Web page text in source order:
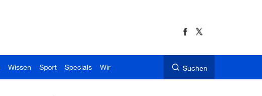
Wissen Sport Specials Wir Suchen